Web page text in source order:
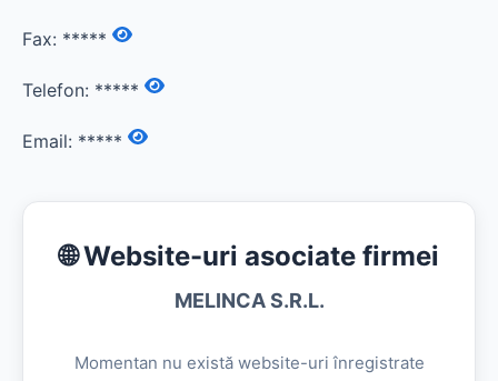
Fax: *****
Telefon: *****
Email: *****
🌐 Website-uri asociate firmei
MELINCA S.R.L.
Momentan nu există website-uri înregistrate